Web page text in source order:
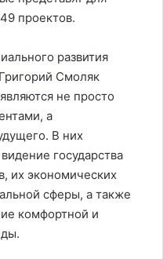
проектов.
развития
Смоляк
не просто
а
В них
государства
их экономических
сферы, а также
комфортной и